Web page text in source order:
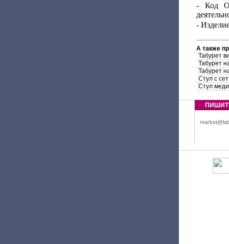
- Код
-
А также
Табурет
Табурет
Табурет
Стул с
Стул